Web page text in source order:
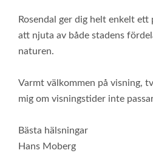
Rosendal ger dig helt enkelt
att njuta av både stadens
naturen.
Varmt välkommen på visning,
mig om visningstider inte
Bästa hälsningar
Hans Moberg